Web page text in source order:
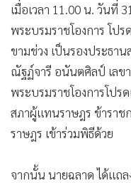
เมื่อเวลา 11.00 น. วันที่
พระบรมราชโองการ โป
ขามช่วง เป็นรองประธา
ณัฐฏ์จารี อนันตศิลป์ เลข
พระบรมราชโองการโปร
สภาผู้แทนราษฎร ข้าราช
ราษฎร เข้าร่วมพิธีด้วย
จากนั้น นายฉลาด ได้แถ